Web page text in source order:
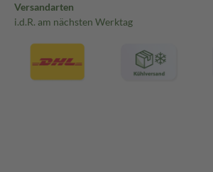
Versandarten
i.d.R. am nächsten Werktag